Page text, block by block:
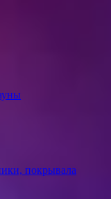
покрывала